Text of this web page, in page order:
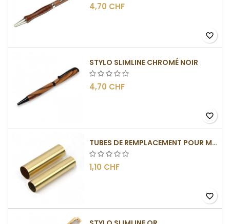
4,70 CHF
favorite_border
STYLO SLIMLINE CHROMÉ NOIR
4,70 CHF
favorite_border
TUBES DE REMPLACEMENT POUR MÉCANISMES SLIMLINE
1,10 CHF
favorite_border